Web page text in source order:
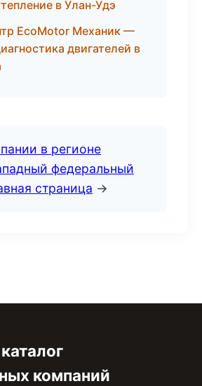
в Улан-Удэ
EcoMotor Механик —
двигателей в
в регионе
федеральный
страница →
компаний